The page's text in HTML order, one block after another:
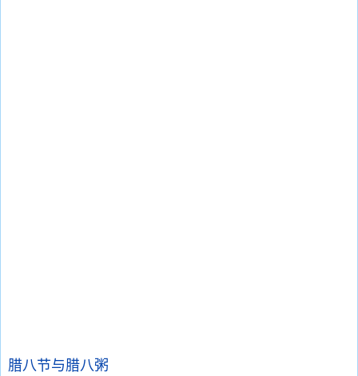
腊八节与腊八粥